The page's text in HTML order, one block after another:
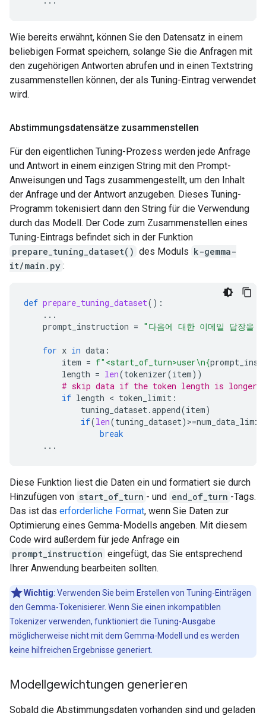
Wie bereits erwähnt, können Sie den Datensatz in einem
beliebigen Format speichern, solange Sie die Anfragen mit
den zugehörigen Antworten abrufen und in einen Textstring
zusammenstellen können, der als Tuning-Eintrag verwendet
wird.
Abstimmungsdatensätze zusammenstellen
Für den eigentlichen Tuning-Prozess werden jede Anfrage
und Antwort in einem einzigen String mit den Prompt-
Anweisungen und Tags zusammengestellt, um den Inhalt
der Anfrage und der Antwort anzugeben. Dieses Tuning-
Programm tokenisiert dann den String für die Verwendung
durch das Modell. Der Code zum Zusammenstellen eines
Tuning-Eintrags befindet sich in der Funktion
prepare_tuning_dataset() des Moduls k-gemma-
it/main.py :
def prepare_tuning_dataset():
...
prompt_instruction = "다음에 대한 이메일 답장을
for x in data :
item = f"<start_of_turn>user\n{
length = len(tokenizer(item))
# skip data if the token length is longer
if length < token_limit :
tuning_dataset .append(item)
if(len(tuning_dataset) >=num_data_limit
break
...
Diese Funktion liest die Daten ein und formatiert sie durch
Hinzufügen von start_of_turn - und end_of_turn -Tags.
Das ist das erforderliche Format, wenn Sie Daten zur
Optimierung eines Gemma-Modells angeben. Mit diesem
Code wird außerdem für jede Anfrage ein
prompt_instruction eingefügt, das Sie entsprechend
Ihrer Anwendung bearbeiten sollten.
Wichtig: Verwenden Sie beim Erstellen von Tuning-Einträgen
den Gemma-Tokenisierer. Wenn Sie einen inkompatiblen
Tokenizer verwenden, funktioniert die Tuning-Ausgabe
möglicherweise nicht mit dem Gemma-Modell und es werden
keine hilfreichen Ergebnisse generiert.
Modellgewichtungen generieren
Sobald die Abstimmungsdaten vorhanden sind und geladen